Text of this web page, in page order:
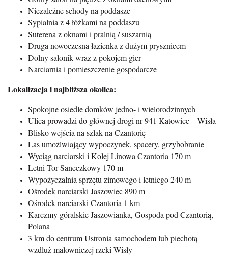
Niezależne schody na poddasze
Sypialnia z 4 łóżkami na poddaszu
Suterena z oknami i pralnią / suszarnią
Druga nowoczesna łazienka z dużym prysznicem
Dolny salonik wraz z pokojem gier
Narciarnia i pomieszczenie gospodarcze
Lokalizacja i najbliższa okolica:
Spokojne osiedle domków jedno- i wielorodzinnych
Ulica prowadzi do głównej drogi nr 941 Katowice – Wisła
Blisko wejścia na szlak na Czantorię
Las umożlwiający wypoczynek, spacery, grzybobranie
Wyciąg narciarski i Kolej Linowa Czantoria 170 m
Letni Tor Saneczkowy 170 m
Wypożyczalnia sprzętu zimowego i letniego 240 m
Ośrodek narciarski Jaszowiec 890 m
Ośrodek narciarski Czantoria 1 km
Karczmy góralskie Jaszowianka, Gospoda pod Czantorią,
Polana
3 km do centrum Ustronia samochodem lub piechotą
wzdłuż malowniczej rzeki Wisły